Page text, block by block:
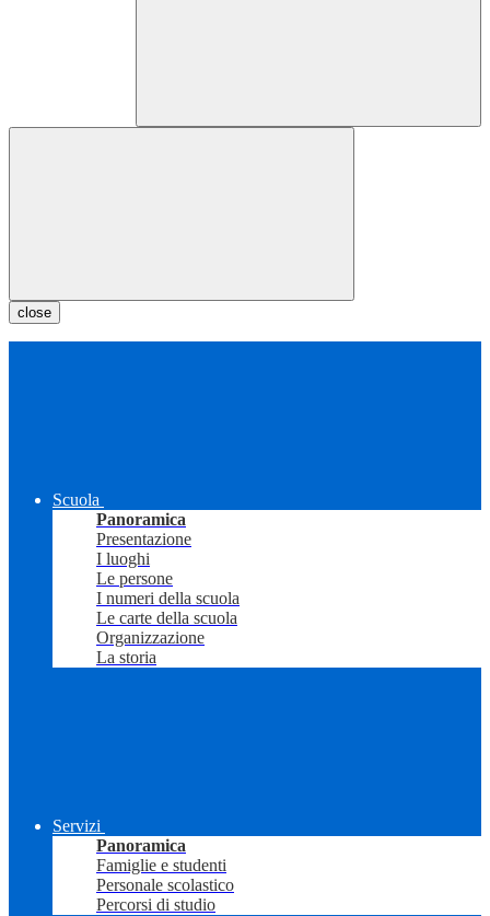
close
Scuola
Panoramica
Presentazione
I luoghi
Le persone
I numeri della scuola
Le carte della scuola
Organizzazione
La storia
Servizi
Panoramica
Famiglie e studenti
Personale scolastico
Percorsi di studio